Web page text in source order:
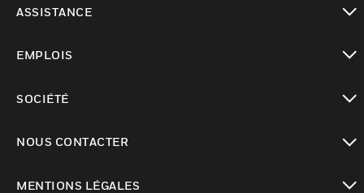
ASSISTANCE
EMPLOIS
SOCIÉTÉ
NOUS CONTACTER
MENTIONS LÉGALES